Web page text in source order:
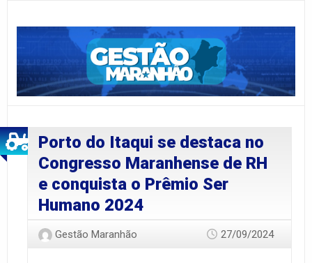
Porto do Itaqui se destaca no
Congresso Maranhense de RH
e conquista o Prêmio Ser
Humano 2024
Gestão Maranhão 27/09/2024